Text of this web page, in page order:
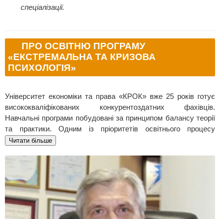
спеціалізації.
ПРО ОСВІТНЮ ПРОГРАМУ
«ЕКСТРЕМАЛЬНА ТА КРИЗОВА
ПСИХОЛОГІЯ»
Університет економіки та права «КРОК» вже 25 років готує
висококваліфікованих конкурентоздатних фахівців.
Навчальні програми побудовані за принципом балансу теорії
та практики. Одним із пріоритетів освітнього процесу
є практико-орієнтоване навчання студентів – в структурі
психологічний центр «Крок за КРОКом», в якому студенти
мають можливість отримати ґрунтовні додаткові знання та
вміння з різних напрямів психологічного консультування та
немедичної психотерапії (зокрема, екзистенційної,
юнгіанської, транзакційно-аналітичної).
Читати більше